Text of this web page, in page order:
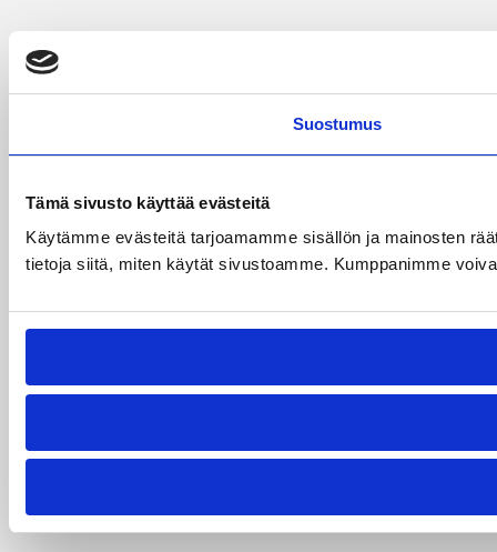
Suostumus
Tämä sivusto käyttää evästeitä
Käytämme evästeitä tarjoamamme sisällön ja mainosten
tietoja siitä, miten käytät sivustoamme. Kumppanimme